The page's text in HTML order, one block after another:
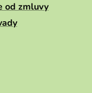
od zmluvy